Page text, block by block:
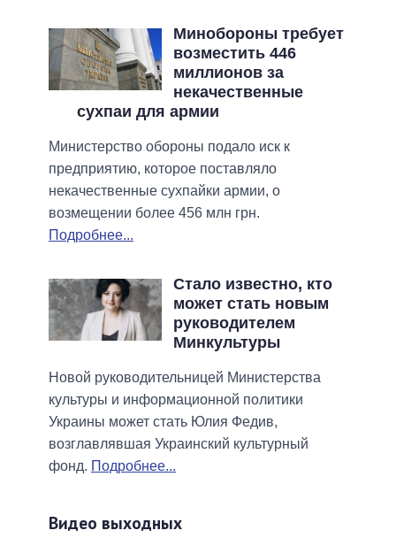
Минобороны требует
возместить 446
миллионов за
некачественные
сухпаи для армии
Министерство обороны подало иск к
предприятию, которое поставляло
некачественные сухпайки армии, о
возмещении более 456 млн грн.
Подробнее...
Стало известно, кто
может стать новым
руководителем
Минкультуры
Новой руководительницей Министерства
культуры и информационной политики
Украины может стать Юлия Федив,
возглавлявшая Украинский культурный
фонд. Подробнее...
Видео выходных